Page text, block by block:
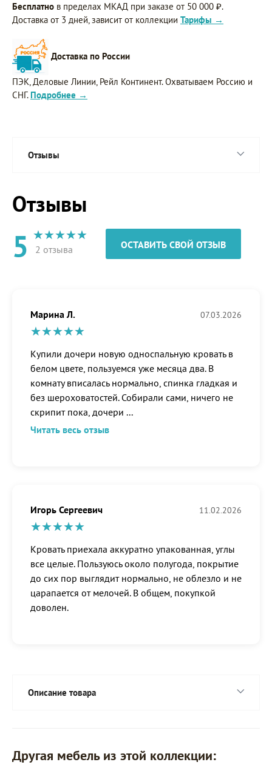
Бесплатно в пределах МКАД при заказе от 50 000 ₽.
Доставка от 3 дней, зависит от коллекции Тарифы →
Доставка по России
ПЭК, Деловые Линии, Рейл Континент. Охватываем Россию и
СНГ. Подробнее →
Отзывы
Отзывы
5 2 отзыва ОСТАВИТЬ СВОЙ ОТЗЫВ
Марина Л. 07.03.2026
Купили дочери новую односпальную кровать в
белом цвете, пользуемся уже месяца два. В
комнату вписалась нормально, спинка гладкая и
без шероховатостей. Собирали сами, ничего не
скрипит пока, дочери ...
Читать весь отзыв
Игорь Сергеевич 11.02.2026
Кровать приехала аккуратно упакованная, углы
все целые. Пользуюсь около полугода, покрытие
до сих пор выглядит нормально, не облезло и не
царапается от мелочей. В общем, покупкой
доволен.
Описание товара
Другая мебель из этой коллекции: